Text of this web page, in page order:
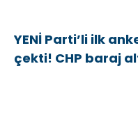
YENİ Parti’li ilk
çekti! CHP baraj